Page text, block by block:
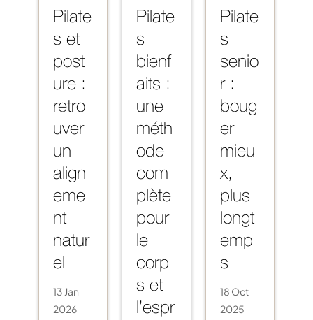
Pilate
s et
post
ure :
retro
uver
un
align
eme
nt
natur
el
13 Jan
2026
Pilate
s
bienf
aits :
une
méth
ode
com
plète
pour
le
corp
s et
l’espr
Pilate
s
senio
r :
boug
er
mieu
x,
plus
longt
emp
s
18 Oct
2025